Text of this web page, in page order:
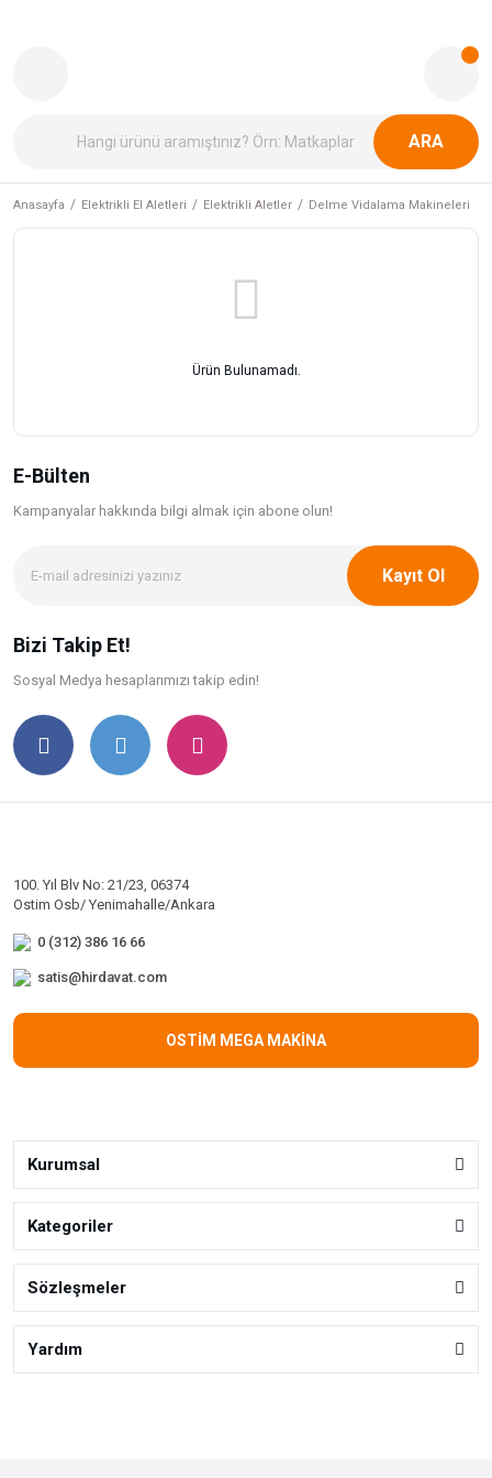
ARA
Anasayfa Elektrikli El Aletleri Elektrikli Aletler Delme Vidalama Makineleri
Ürün Bulunamadı.
E-Bülten
Kampanyalar hakkında bilgi almak için abone olun!
Kayıt Ol
Bizi Takip Et!
Sosyal Medya hesaplarımızı takip edin!
100. Yıl Blv No: 21/23, 06374
Ostim Osb/ Yenimahalle/Ankara
0 (312) 386 16 66
satis@hirdavat.com
OSTİM MEGA MAKİNA
Kurumsal
Kategoriler
Sözleşmeler
Yardım